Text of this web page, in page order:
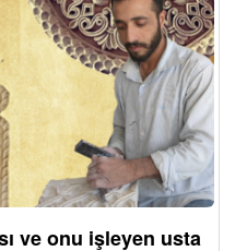
ve onu işleyen usta